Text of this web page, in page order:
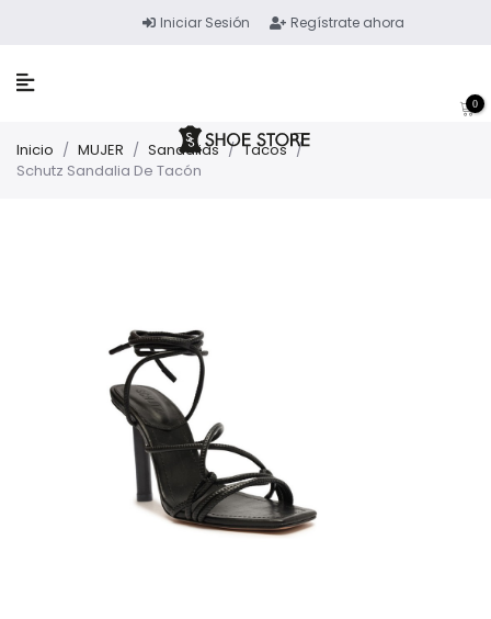
Iniciar Sesión Regístrate ahora
0
Inicio / MUJER / Sandalias / Tacos /
Schutz Sandalia De Tacón